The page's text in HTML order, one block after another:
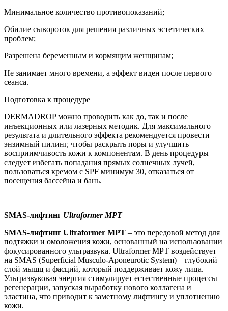
Минимальное количество противопоказаний;
Обилие сывороток для решения различных эстетических
проблем;
Разрешена беременным и кормящим женщинам;
Не занимает много времени, а эффект виден после первого
сеанса.
Подготовка к процедуре
DERMADROP можно проводить как до, так и после
инъекционных или лазерных методик. Для максимального
результата и длительного эффекта рекомендуется провести
энзимный пилинг, чтобы раскрыть поры и улучшить
восприимчивость кожи к компонентам. В день процедуры
следует избегать попадания прямых солнечных лучей,
пользоваться кремом с SPF минимум 30, отказаться от
посещения бассейна и бань.
SMAS-лифтинг Ultraformer MPT
SMAS-лифтинг Ultraformer MPT – это передовой метод для
подтяжки и омоложения кожи, основанный на использовании
фокусированного ультразвука. Ultraformer MPT воздействует
на SMAS (Superficial Musculo-Aponeurotic System) – глубокий
слой мышц и фасций, который поддерживает кожу лица.
Ультразвуковая энергия стимулирует естественные процессы
регенерации, запуская выработку нового коллагена и
эластина, что приводит к заметному лифтингу и уплотнению
кожи.